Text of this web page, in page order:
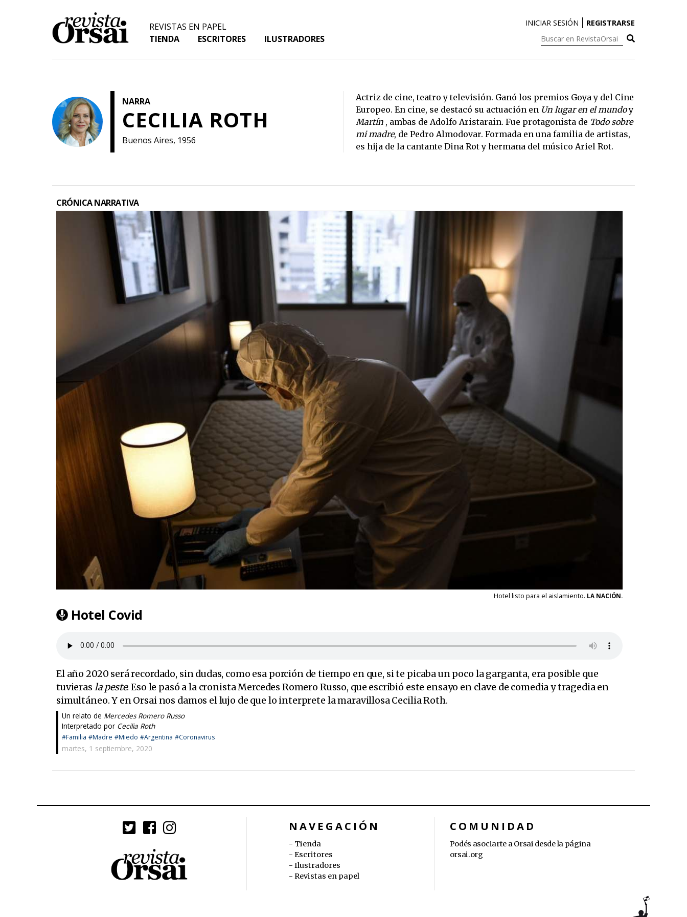
REVISTAS EN PAPEL
TIENDA
ESCRITORES ILUSTRADORES
INICIAR SESIÓN REGISTRARSE
Buscar
RevistaOrsai:
NARRA
CECILIA ROTH
Buenos Aires, 1956
Actriz de cine, teatro y televisión. Ganó los premios Goya y del Cine
Europeo. En cine, se destacó su actuación en Un lugar en el mundoy
Martín , ambas de Adolfo Aristarain. Fue protagonista de Todo sobre
mi madre, de Pedro Almodovar. Formada en una familia de artistas,
es hija de la cantante Dina Rot y hermana del músico Ariel Rot.
CRÓNICA NARRATIVA
Hotel listo para el aislamiento. LA NACIÓN.
Hotel Covid
El año 2020 será recordado, sin dudas, como esa porción de tiempo en que, si te picaba un poco la garganta, era posible que
tuvieras la peste. Eso le pasó a la cronista Mercedes Romero Russo, que escribió este ensayo en clave de comedia y tragedia en
simultáneo. Y en Orsai nos damos el lujo de que lo interprete la maravillosa Cecilia Roth.
Un relato de Mercedes Romero Russo
Interpretado por Cecilia Roth
#Familia #Madre #Miedo #Argentina #Coronavirus
martes, 1 septiembre, 2020
NAVEGACIÓN
Tienda
Escritores
Ilustradores
Revistas en papel
COMUNIDAD
Podés asociarte a Orsai desde la página
orsai.org